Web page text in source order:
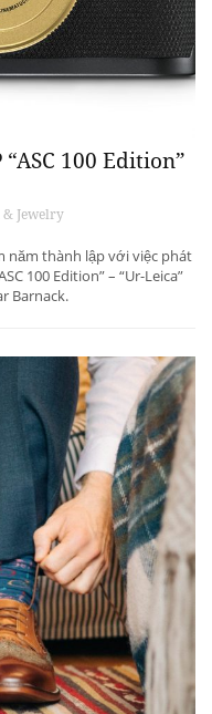
100 Edition”
& Jewelry
năm thành lập với việc phát
100 Edition” – “Ur-Leica”
Barnack.